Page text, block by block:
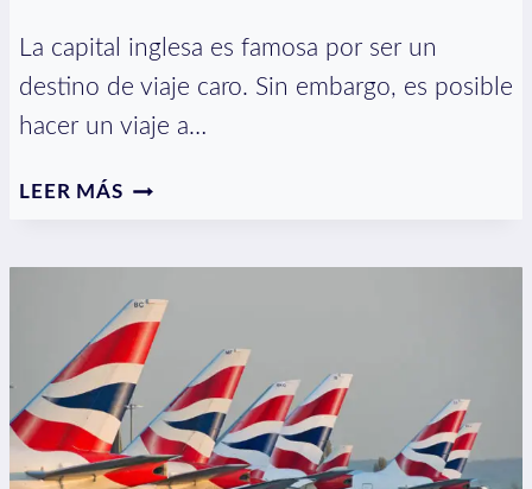
La capital inglesa es famosa por ser un
destino de viaje caro. Sin embargo, es posible
hacer un viaje a…
LEER MÁS26
EN
LONDRES
GRATIS
+
MAPA